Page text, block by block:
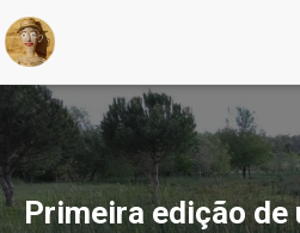
Primeira edição de